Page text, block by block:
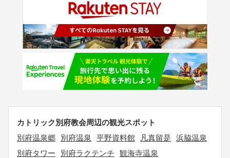
カトリック別府教会周辺の観光スポット
別府温泉郷
別府温泉 平野資料館 凡真留是
浜脇温泉
別府タワー
別府ラクテンチ
観海寺温泉